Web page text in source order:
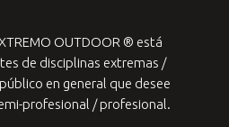
OUTDOOR ® está
de disciplinas extremas /
en general que desee
profesional / profesional.